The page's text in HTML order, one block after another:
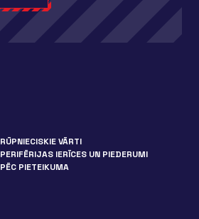
RŪPNIECISKIE VĀRTI
PERIFĒRIJAS IERĪCES UN PIEDERUMI
PĒC PIETEIKUMA